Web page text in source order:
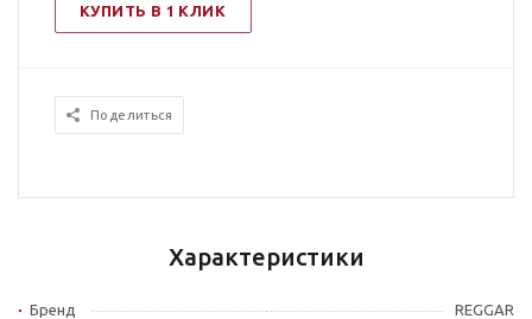
КУПИТЬ В 1 КЛИК
Поделиться
Характеристики
Бренд
REGGAR